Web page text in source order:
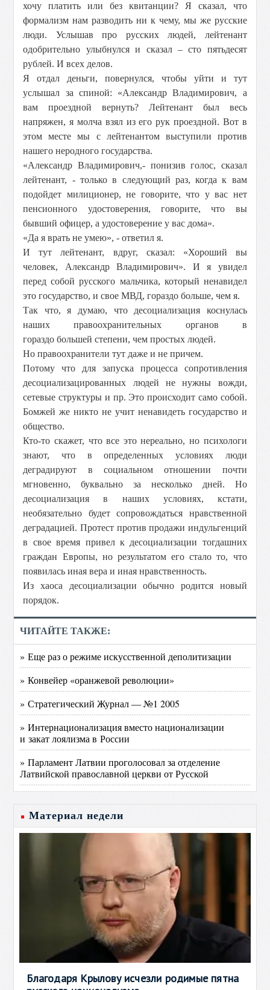
хочу платить или без квитанции? Я сказал, что
формализм нам разводить ни к чему, мы же русские
люди. Услышав про русских людей, лейтенант
одобрительно улыбнулся и сказал – сто пятьдесят
рублей. И всех делов.
Я отдал деньги, повернулся, чтобы уйти и тут
услышал за спиной: «Александр Владимирович, а
вам проездной вернуть? Лейтенант был весь
напряжен, я молча взял из его рук проездной. Вот в
этом месте мы с лейтенантом выступили против
нашего неродного государства.
«Александр Владимирович,- понизив голос, сказал
лейтенант, - только в следующий раз, когда к вам
подойдет милиционер, не говорите, что у вас нет
пенсионного удостоверения, говорите, что вы
бывший офицер, а удостоверение у вас дома».
«Да я врать не умею», - ответил я.
И тут лейтенант, вдруг, сказал: «Хороший вы
человек, Александр Владимирович». И я увидел
перед собой русского мальчика, который ненавидел
это государство, и свое МВД, гораздо больше, чем я.
Так что, я думаю, что десоциализация коснулась
наших правоохранительных органов в
гораздо большей степени, чем простых людей.
Но правоохранители тут даже и не причем.
Потому что для запуска процесса сопротивления
десоциализацированных людей не нужны вожди,
сетевые структуры и пр. Это происходит само собой.
Бомжей же никто не учит ненавидеть государство и
общество.
Кто-то скажет, что все это нереально, но психологи
знают, что в определенных условиях люди
деградируют в социальном отношении почти
мгновенно, буквально за несколько дней. Но
десоциализация в наших условиях, кстати,
необязательно будет сопровождаться нравственной
деградацией. Протест против продажи индульгенций
в свое время привел к десоциализации тогдашних
граждан Европы, но результатом его стало то, что
появилась иная вера и иная нравственность.
Из хаоса десоциализации обычно родится новый
порядок.
ЧИТАЙТЕ ТАКЖЕ:
» Еще раз о режиме искусственной деполитизации
» Конвейер «оранжевой революции»
» Стратегический Журнал — №1 2005
» Интернационализация вместо национализации
и закат лоялизма в России
» Парламент Латвии проголосовал за отделение
Латвийской православной церкви от Русской
Материал недели
Благодаря Крылову исчезли родимые пятна